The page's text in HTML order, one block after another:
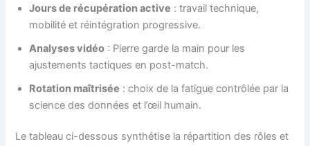
Jours de récupération active : travail technique,
mobilité et réintégration progressive.
Analyses vidéo : Pierre garde la main pour les
ajustements tactiques en post-match.
Rotation maîtrisée : choix de la fatigue contrôlée par la
science des données et l’œil humain.
Le tableau ci-dessous synthétise la répartition des rôles et